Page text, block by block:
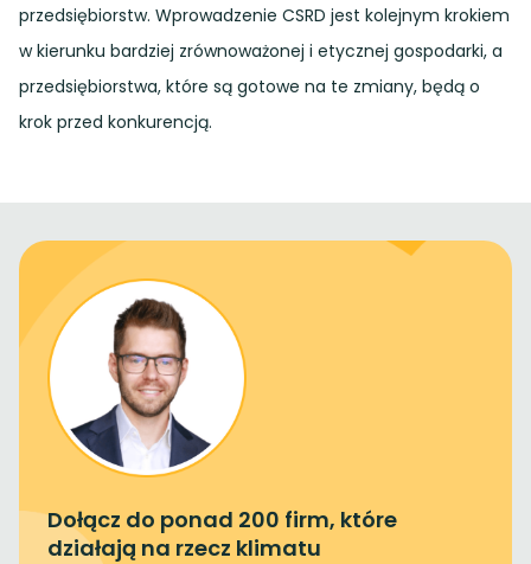
przedsiębiorstw. Wprowadzenie CSRD jest kolejnym krokiem
w kierunku bardziej zrównoważonej i etycznej gospodarki, a
przedsiębiorstwa, które są gotowe na te zmiany, będą o
krok przed konkurencją.
Dołącz do ponad 200 firm, które
działają na rzecz klimatu